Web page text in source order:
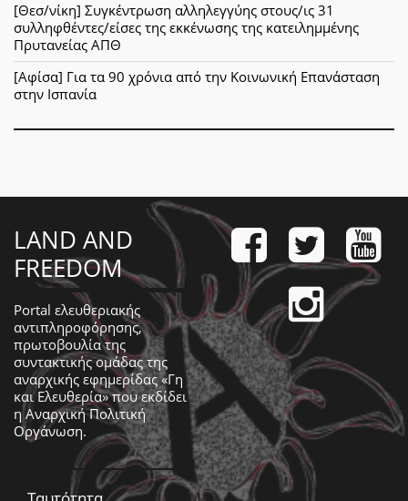
[Θεσ/νίκη] Συγκέντρωση αλληλεγγύης στους/ις 31
συλληφθέντες/είσες της εκκένωσης της κατειλημμένης
Πρυτανείας ΑΠΘ
[Αφίσα] Για τα 90 χρόνια από την Κοινωνική Επανάσταση
στην Ισπανία
LAND AND
FREEDOM
Portal ελευθεριακής
αντιπληροφόρησης,
πρωτοβουλία της
συντακτικής ομάδας της
αναρχικής εφημερίδας «Γη
και Ελευθερία» που εκδίδει
ηΑναρχική Πολιτική
Οργάνωση.